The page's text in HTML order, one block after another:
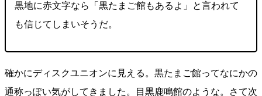
黒地に赤文字なら「黒たまご館もあるよ」と言われて
も信じてしまいそうだ。
確かにディスクユニオンに見える。黒たまご館ってなにかの
通称っぽい気がしてきました。目黒鹿鳴館のような。さて次